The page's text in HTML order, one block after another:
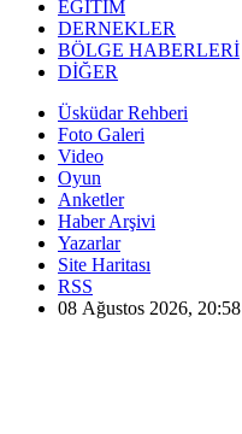
EĞİTİM
DERNEKLER
BÖLGE HABERLERİ
DİĞER
Üsküdar Rehberi
Foto Galeri
Video
Oyun
Anketler
Haber Arşivi
Yazarlar
Site Haritası
RSS
08 Ağustos 2026, 20:58